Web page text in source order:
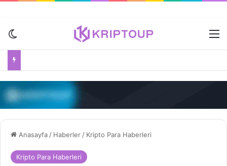
Dış görünümü değiştir
Anasayfa / Haberler / Kripto Para Haberleri
Kripto Para Haberleri